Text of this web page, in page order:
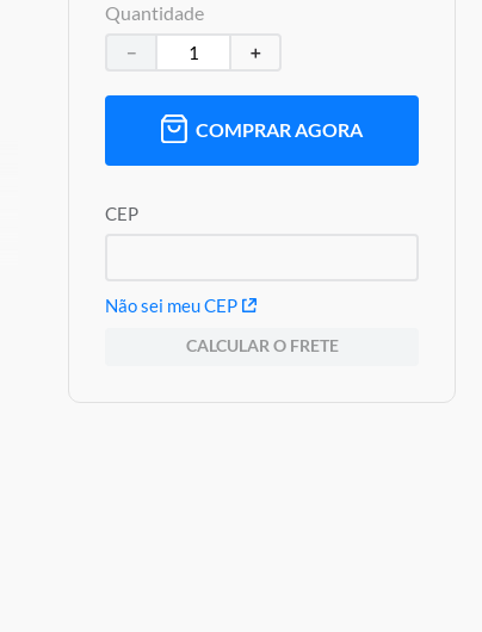
Quantidade
＋
－
COMPRAR AGORA
CEP
Não sei meu CEP
CALCULAR O FRETE